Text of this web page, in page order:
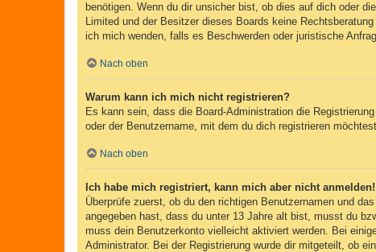
benötigen. Wenn du dir unsicher bist, ob dies auf dich oder
Limited und der Besitzer dieses Boards keine
ich mich wenden, falls es Beschwerden oder juristische
Nach oben
Warum kann ich mich nicht registrieren?
Es kann sein, dass die Board-Administration die
oder der Benutzername, mit dem du dich registrieren
Nach oben
Ich habe mich registriert, kann mich aber nicht anmelden!
Überprüfe zuerst, ob du den richtigen Benutzernamen und
angegeben hast, dass du unter 13 Jahre alt bist, musst du
muss dein Benutzerkonto vielleicht aktiviert werden. Bei
Administrator. Bei der Registrierung wurde dir mitgeteilt, ob